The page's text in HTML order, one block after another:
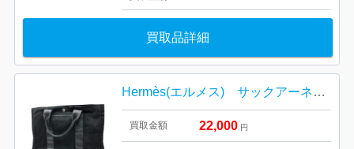
買取品詳細
Hermès(エルメス) サックアーネPM トートバッグ
買取金額 22,000 円